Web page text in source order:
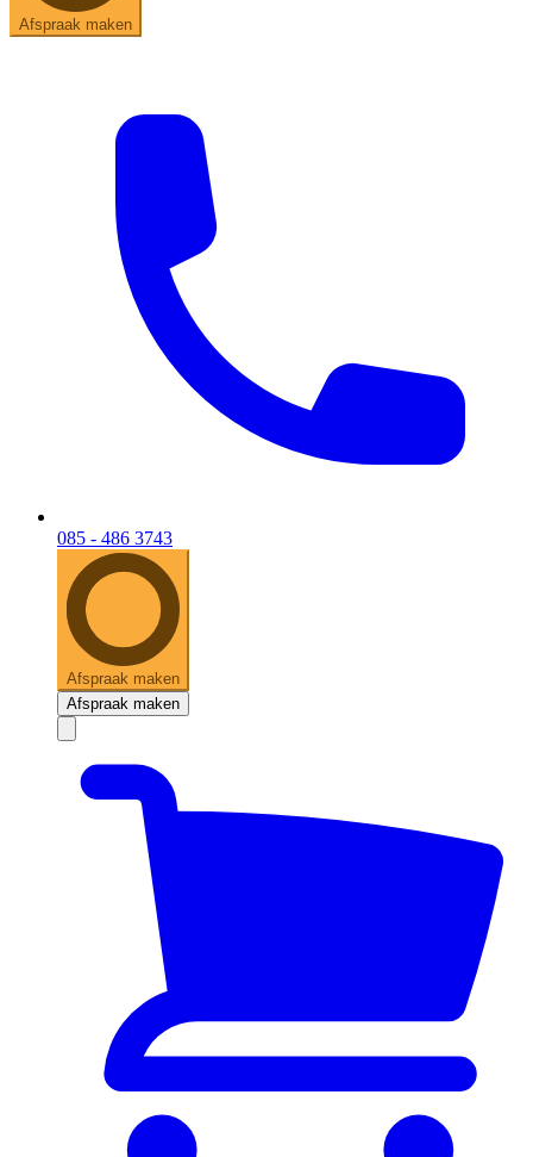
Afspraak maken
085 - 486 3743
Afspraak maken
Afspraak maken